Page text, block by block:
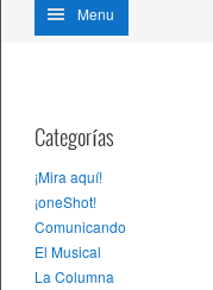
Menu
Categorías
¡Mira aquí!
¡oneShot!
Comunicando
El Musical
La Columna